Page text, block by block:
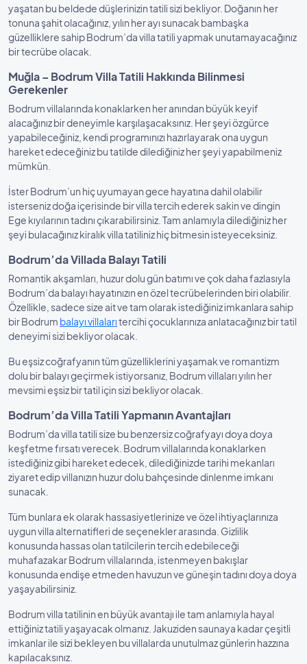
yaşatan bu beldede düşlerinizin tatili sizi bekliyor. Doğanın her
tonuna şahit olacağınız, yılın her ayı sunacak bambaşka
güzelliklere sahip Bodrum’da villa tatili yapmak unutamayacağınız
bir tecrübe olacak.
Muğla – Bodrum Villa Tatili Hakkında Bilinmesi
Gerekenler
Bodrum villalarında konaklarken her anından büyük keyif
alacağınız bir deneyimle karşılaşacaksınız. Her şeyi özgürce
yapabileceğiniz, kendi programınızı hazırlayarak ona uygun
hareket edeceğiniz bu tatilde dilediğiniz her şeyi yapabilmeniz
mümkün.
İster Bodrum’un hiç uyumayan gece hayatına dahil olabilir
isterseniz doğa içerisinde bir villa tercih ederek sakin ve dingin
Ege kıyılarının tadını çıkarabilirsiniz. Tam anlamıyla dilediğiniz her
şeyi bulacağınız kiralık villa tatiliniz hiç bitmesin isteyeceksiniz.
Bodrum’da Villada Balayı Tatili
Romantik akşamları, huzur dolu gün batımı ve çok daha fazlasıyla
Bodrum’da balayı hayatınızın en özel tecrübelerinden biri olabilir.
Özellikle, sadece size ait ve tam olarak istediğiniz imkanlara sahip
bir Bodrum balayı villalarıtercihi çocuklarınıza anlatacağınız bir tatil
deneyimi sizi bekliyor olacak.
Bu eşsiz coğrafyanın tüm güzelliklerini yaşamak ve romantizm
dolu bir balayı geçirmek istiyorsanız, Bodrum villaları yılın her
mevsimi eşsiz bir tatil için sizi bekliyor olacak.
Bodrum’da Villa Tatili Yapmanın Avantajları
Bodrum’da villa tatili size bu benzersiz coğrafyayı doya doya
keşfetme fırsatı verecek. Bodrum villalarında konaklarken
istediğiniz gibi hareket edecek, dilediğinizde tarihi mekanları
ziyaret edip villanızın huzur dolu bahçesinde dinlenme imkanı
sunacak.
Tüm bunlara ek olarak hassasiyetlerinize ve özel ihtiyaçlarınıza
uygun villa alternatifleri de seçenekler arasında. Gizlilik
konusunda hassas olan tatilcilerin tercih edebileceği
muhafazakar Bodrum villalarında, istenmeyen bakışlar
konusunda endişe etmeden havuzun ve güneşin tadını doya doya
yaşayabilirsiniz.
Bodrum villa tatilinin en büyük avantajı ile tam anlamıyla hayal
ettiğiniz tatili yaşayacak olmanız. Jakuziden saunaya kadar çeşitli
imkanlar ile sizi bekleyen bu villalarda unutulmaz günlerin hazzına
kapılacaksınız.